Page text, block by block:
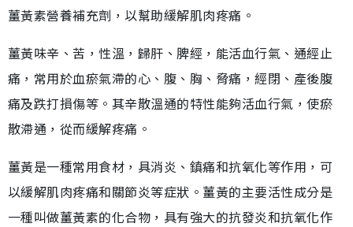
薑黃素營養補充劑，以幫助緩解肌肉疼痛。
薑黃味辛、苦，性溫，歸肝、脾經，能活血行氣、通經止
痛，常用於血瘀氣滯的心、腹、胸、脅痛，經閉、產後腹
痛及跌打損傷等。其辛散溫通的特性能夠活血行氣，使瘀
散滯通，從而緩解疼痛。
薑黃是一種常用食材，具消炎、鎮痛和抗氧化等作用，可
以緩解肌肉疼痛和關節炎等症狀。薑黃的主要活性成分是
一種叫做薑黃素的化合物，具有強大的抗發炎和抗氧化作